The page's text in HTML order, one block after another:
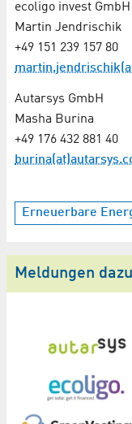
ecoligo invest GmbH
Martin Jendrischik
+49 151 239 157 80
Autarsys GmbH
Masha Burina
+49 176 432 881 40
Erneuerbare
Meldungen dazu